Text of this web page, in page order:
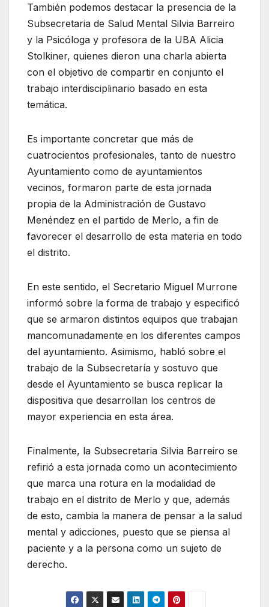
También podemos destacar la presencia de la
Subsecretaria de Salud Mental Silvia Barreiro
y la Psicóloga y profesora de la UBA Alicia
Stolkiner, quienes dieron una charla abierta
con el objetivo de compartir en conjunto el
trabajo interdisciplinario basado en esta
temática.
Es importante concretar que más de
cuatrocientos profesionales, tanto de nuestro
Ayuntamiento como de ayuntamientos
vecinos, formaron parte de esta jornada
propia de la Administración de Gustavo
Menéndez en el partido de Merlo, a fin de
favorecer el desarrollo de esta materia en todo
el distrito.
En este sentido, el Secretario Miguel Murrone
informó sobre la forma de trabajo y especificó
que se armaron distintos equipos que trabajan
mancomunadamente en los diferentes campos
del ayuntamiento. Asimismo, habló sobre el
trabajo de la Subsecretaría y sostuvo que
desde el Ayuntamiento se busca replicar la
dispositiva que desarrollan los centros de
mayor experiencia en esta área.
Finalmente, la Subsecretaria Silvia Barreiro se
refirió a esta jornada como un acontecimiento
que marca una rotura en la modalidad de
trabajo en el distrito de Merlo y que, además
de esto, cambia la manera de pensar a la salud
mental y adicciones, puesto que se piensa al
paciente y a la persona como un sujeto de
derecho.